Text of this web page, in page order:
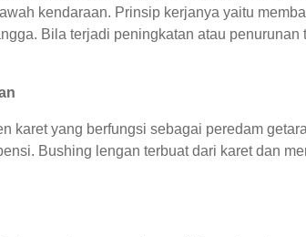
kendaraan. Prinsip kerjanya yaitu
Bila terjadi peningkatan atau
karet yang berfungsi sebagai peredam
Bushing lengan terbuat dari karet dan